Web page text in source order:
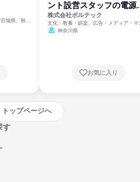
城県、秋田
鹿児島県、
ント設営スタッフの電源
門
株式会社ボルテック
文化・教養・娯楽、広告・メディア・マ
ミ、電力・ガス・水道・エネルギー
神奈川県
お気に入り
トップページへ
す